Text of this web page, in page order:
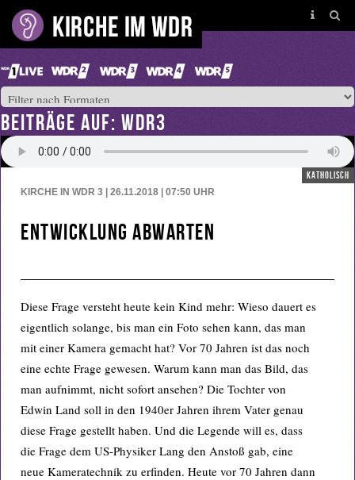
BEITRÄGE AUF: WDR3
katholisch
KIRCHE IN WDR 3 | 26.11.2018 | 07:50 UHR
Entwicklung abwarten
Diese Frage versteht heute kein Kind mehr: Wieso dauert es
eigentlich solange, bis man ein Foto sehen kann, das man
mit einer Kamera gemacht hat? Vor 70 Jahren ist das noch
eine echte Frage gewesen. Warum kann man das Bild, das
man aufnimmt, nicht sofort ansehen? Die Tochter von
Edwin Land soll in den 1940er Jahren ihrem Vater genau
diese Frage gestellt haben. Und die Legende will es, dass
die Frage dem US-Physiker Lang den Anstoß gab, eine
neue Kameratechnik zu erfinden. Heute vor 70 Jahren dann